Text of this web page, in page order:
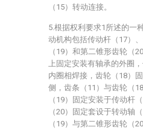
（15）转动连接。
5.根据权利要求1所述的一
动机构包括传动杆（17）
（19）和第二锥形齿轮（
上固定安装有轴承的外圈
内圈相焊接，齿轮（18）
侧，齿条（11）与齿轮（
（19）固定安装于传动杆
（20）固定套设于转动轴
（19）与第二锥形齿轮（